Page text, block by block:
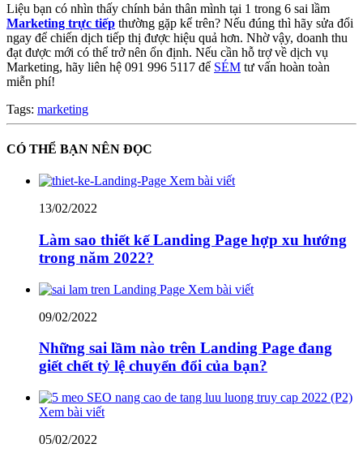
Liệu bạn có nhìn thấy chính bản thân mình tại 1 trong 6 sai lầm
Marketing trực tiếp thường gặp kể trên? Nếu đúng thì hãy sửa đổi
ngay để chiến dịch tiếp thị được hiệu quả hơn. Nhờ vậy, doanh thu
đạt được mới có thể trở nên ổn định. Nếu cần hỗ trợ về dịch vụ
Marketing, hãy liên hệ 091 996 5117 để SÉM tư vấn hoàn toàn
miễn phí!
Tags: marketing
CÓ THỂ BẠN NÊN ĐỌC
Xem bài viết
13/02/2022
Làm sao thiết kế Landing Page hợp xu hướng
trong năm 2022?
Xem bài viết
09/02/2022
Những sai lầm nào trên Landing Page đang
giết chết tỷ lệ chuyển đổi của bạn?
Xem bài viết
05/02/2022